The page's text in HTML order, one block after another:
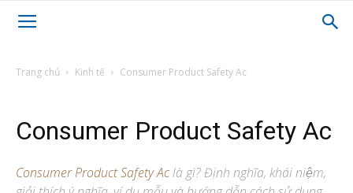
Trang chủ Kinh tế Consumer Product Safety Ac
Consumer Product Safety Ac
Consumer Product Safety Aclà gì? Định nghĩa, khái niệm,